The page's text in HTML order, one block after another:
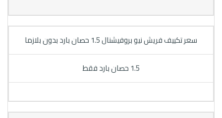
سعر تكييف فريش نيو بروفيشنال 1.5 حصان بارد بدون بلازما
1.5 حصان بارد فقط